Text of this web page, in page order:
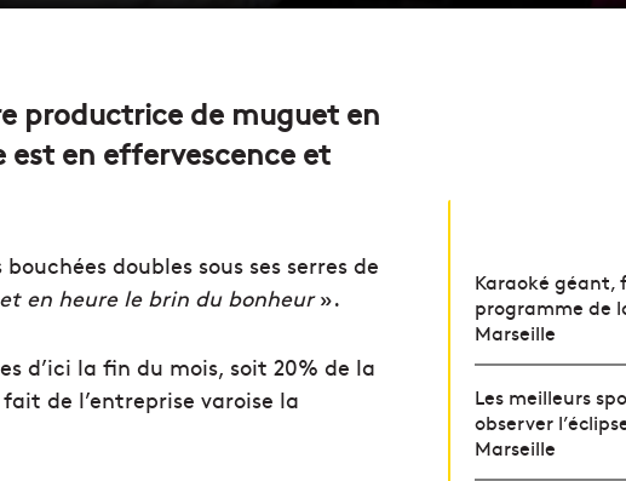
productrice de muguet en
est en effervescence et
doubles sous ses serres de
en heure le brin du bonheur».
d’ici la fin du mois, soit 20% de la
de l’entreprise varoise la
Karaoké géant,
programme de
Marseille
Les meilleurs
observer
Marseille